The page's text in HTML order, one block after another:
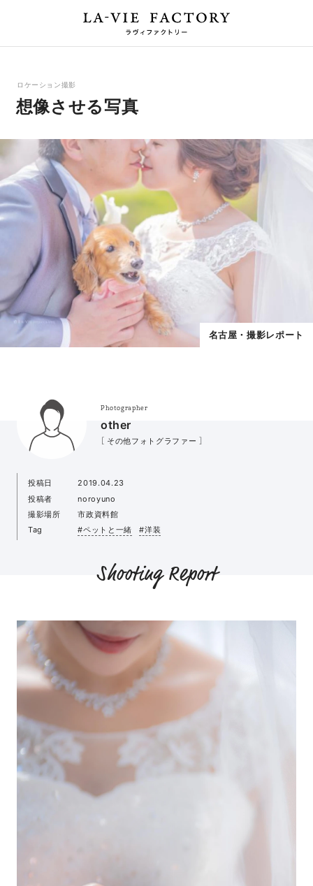
ロケーション撮影
想像させる写真
名古屋・撮影レポート
Photographer
other
［ その他フォトグラファー ］
投稿日
2019.04.23
投稿者
noroyuno
撮影場所
市政資料館
Tag
#ペットと一緒 #洋装
Shooting Report